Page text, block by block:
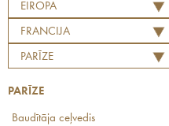
EIROPA
FRANCIJA
PARĪZE
PARĪZE
Baudītāja ceļvedis